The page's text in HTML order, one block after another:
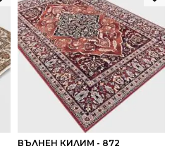
ВЪЛНЕН КИЛИМ - 872